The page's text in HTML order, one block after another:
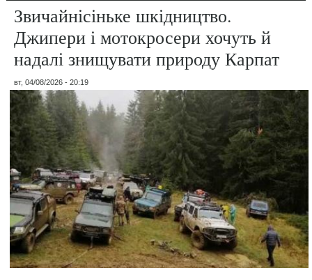
Звичайнісіньке шкідництво.
Джипери і мотокросери хочуть й
надалі знищувати природу Карпат
вт, 04/08/2026 - 20:19